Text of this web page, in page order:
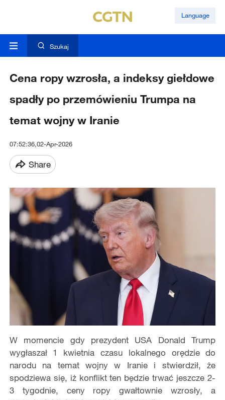
Language
Szukaj
Cena ropy wzrosła, a indeksy giełdowe
spadły po przemówieniu Trumpa na
temat wojny w Iranie
07:52:36,02-Apr-2026
Share
W momencie gdy prezydent USA Donald Trump
wygłaszał 1 kwietnia czasu lokalnego orędzie do
narodu na temat wojny w Iranie i stwierdził, że
spodziewa się, iż konflikt ten będzie trwać jeszcze 2-
3 tygodnie, ceny ropy gwałtownie wzrosły, a